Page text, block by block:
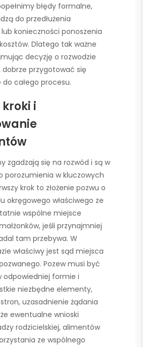
błędy formalne,
do przedłużenia
konieczności ponoszenia
Dlatego tak ważne
decyzję o rozwodzie
przygotować się
całego procesu.
kroki i
zgadzają się na rozwód i są w
porozumienia w kluczowych
krok to złożenie pozwu o
okręgowego właściwego ze
wspólne miejsce
jeśli przynajmniej
tam przebywa. W
właściwy jest sąd miejsca
Pozew musi być
odpowiedniej formie i
niezbędne elementy,
uzasadnienie żądania
ewentualne wnioski
rodzicielskiej, alimentów
ze wspólnego